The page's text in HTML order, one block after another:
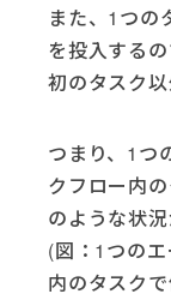
また、1つの
を投入する
初のタスク
つまり、1つ
クフロー内
のような状
(図：1つの
内のタスク